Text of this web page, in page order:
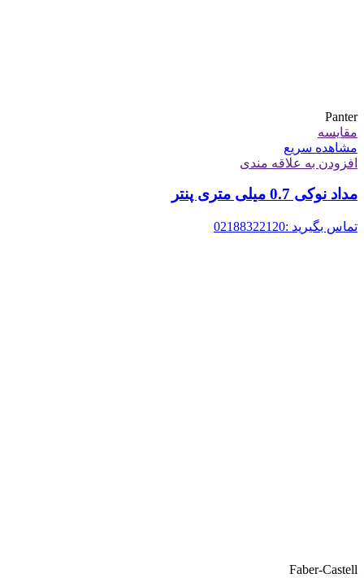
Panter
مقایسه
مشاهده سریع
افزودن به علاقه مندی
مداد نوکی 0.7 میلی متری پنتر
تماس بگیرید :02188322120
Faber-Castell